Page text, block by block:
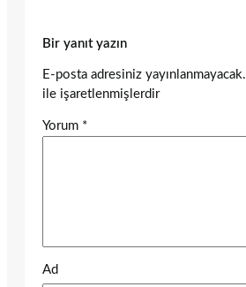
Bir yanıt yazın
E-posta adresiniz yayınlanmayacak.
ile işaretlenmişlerdir
Yorum *
Ad